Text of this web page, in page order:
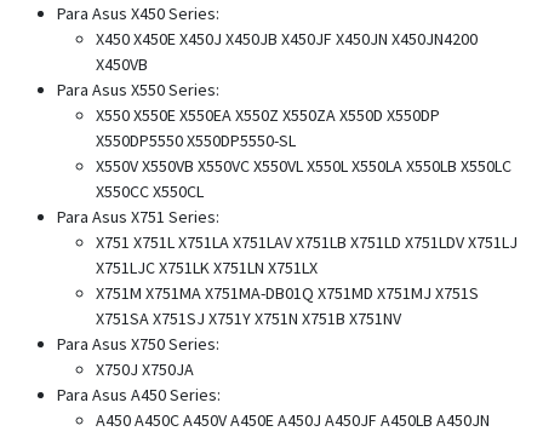
Para Asus X450 Series:
X450 X450E X450J X450JB X450JF X450JN X450JN4200
X450VB
Para Asus X550 Series:
X550 X550E X550EA X550Z X550ZA X550D X550DP
X550DP5550 X550DP5550-SL
X550V X550VB X550VC X550VL X550L X550LA X550LB X550LC
X550CC X550CL
Para Asus X751 Series:
X751 X751L X751LA X751LAV X751LB X751LD X751LDV X751LJ
X751LJC X751LK X751LN X751LX
X751M X751MA X751MA-DB01Q X751MD X751MJ X751S
X751SA X751SJ X751Y X751N X751B X751NV
Para Asus X750 Series:
X750J X750JA
Para Asus A450 Series:
A450 A450C A450V A450E A450J A450JF A450LB A450JN